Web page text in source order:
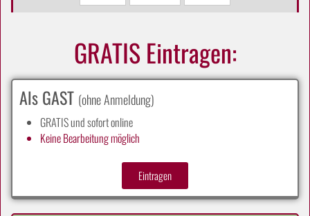
GRATIS Eintragen:
Als GAST (ohne Anmeldung)
GRATIS und sofort online
Keine Bearbeitung möglich
Eintragen